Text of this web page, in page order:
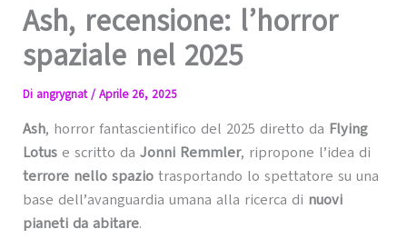
Ash, recensione: l’horror
spaziale nel 2025
Di angrygnat/ Aprile 26, 2025
Ash, horror fantascientifico del 2025 diretto da Flying
Lotuse scritto da Jonni Remmler, ripropone l’idea di
terrore nello spaziotrasportando lo spettatore su una
base dell’avanguardia umana alla ricerca di nuovi
pianeti da abitare.